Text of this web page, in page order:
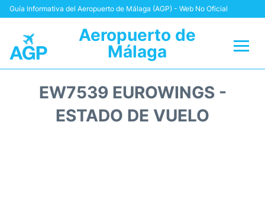
Guía Informativa del Aeropuerto de Málaga (AGP) - Web No Oficial
Aeropuerto de
Málaga
EW7539 EUROWINGS -
ESTADO DE VUELO